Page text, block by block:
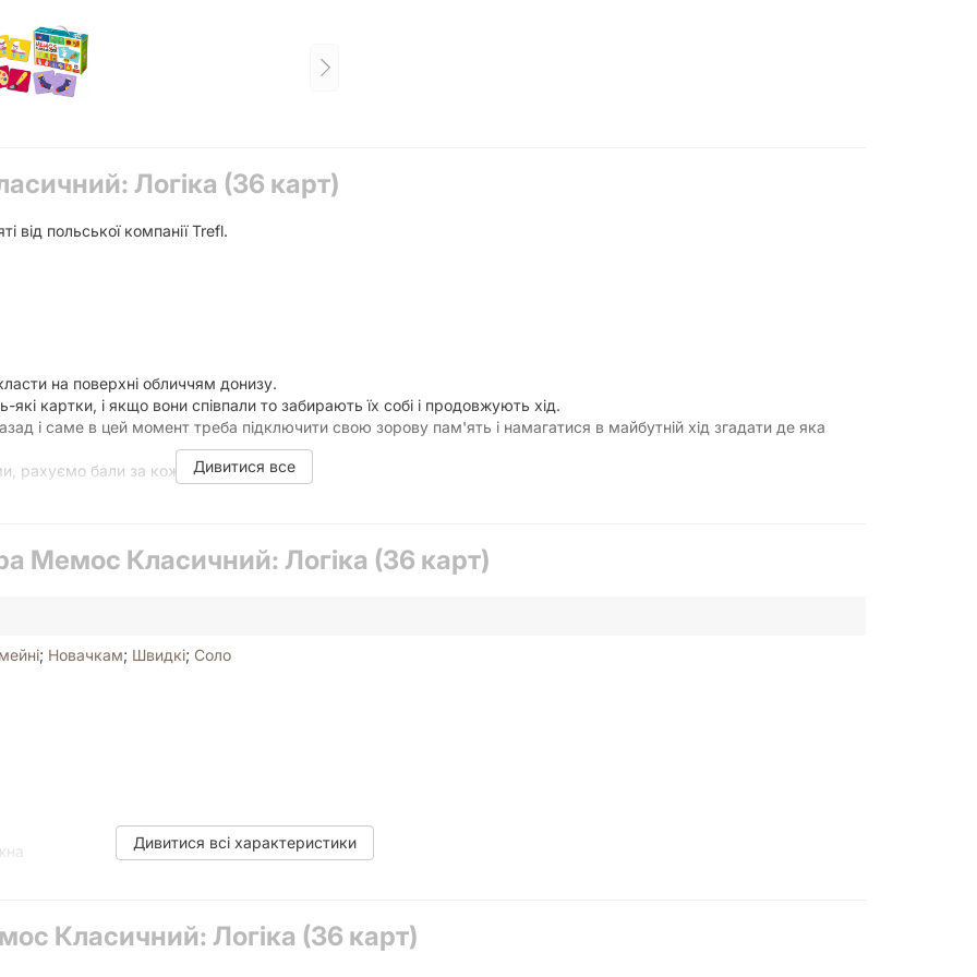
Логіка (36 карт)
від польської компанії Trefl.
на поверхні обличчям донизу.
які картки, і якщо вони співпали то забирають їх собі і продовжують хід.
і саме в цей момент треба підключити свою зорову пам'ять і намагатися в майбутній хід згадати де яка
рахуємо бали за кожну пару карток.
якого віку, а рівень складності легко регулювати за допомогою кількості карток та різних режимів гри. Joy
які необхідно поєднати, обов'язково будуть заохочувати дітей до дружнього змагання.
Дивитися все
Мемос Класичний: Логіка (36 карт)
; Новачкам; Швидкі; Соло
Дивитися всі характеристики
Класичний: Логіка (36 карт)